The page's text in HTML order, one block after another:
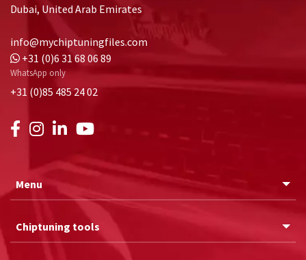
Dubai, United Arab Emirates
info@mychiptuningfiles.com
+31 (0)6 31 68 06 89
WhatsApp only
+31 (0)85 485 24 02
Menu
Chiptuning tools